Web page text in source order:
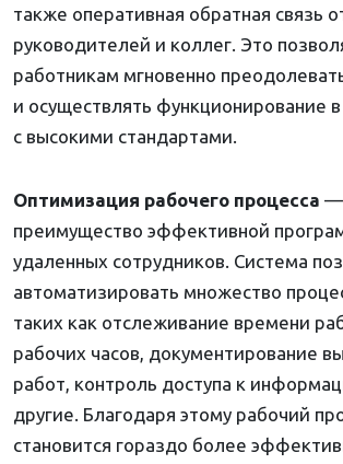
также оперативная обратная связь
руководителей и коллег. Это
работникам мгновенно
и осуществлять функционирование
с высокими стандартами.
Оптимизация рабочего процесса —
преимущество эффективной
удаленных сотрудников. Система
автоматизировать множество
таких как отслеживание времени
рабочих часов, документирование
работ, контроль доступа к
другие. Благодаря этому рабочий
становится гораздо более